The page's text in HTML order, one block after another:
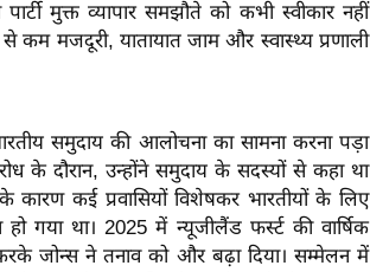
मुक्त व्यापार समझौते को कभी स्वीकार नहीं
कम मजदूरी, यातायात जाम और स्वास्थ्य प्रणाली
समुदाय की आलोचना का सामना करना पड़ा
के दौरान, उन्होंने समुदाय के सदस्यों से कहा था
कई प्रवासियों विशेषकर भारतीयों के लिए
गया था। 2025 में न्यूजीलैंड फर्स्ट की वार्षिक
जोन्स ने तनाव को और बढ़ा दिया। सम्मेलन में